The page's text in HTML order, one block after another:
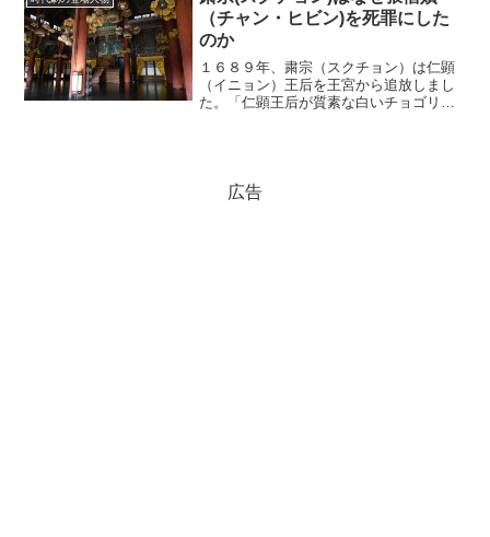
（チャン・ヒビン)を死罪にした
のか
１６８９年、粛宗（スクチョン）は仁顕
（イニョン）王后を王宮から追放しまし
た。「仁顕王后が質素な白いチョゴリを
広告